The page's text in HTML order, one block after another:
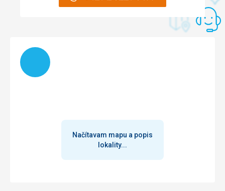
Načítam
Načítavam mapu a popis
lokality...